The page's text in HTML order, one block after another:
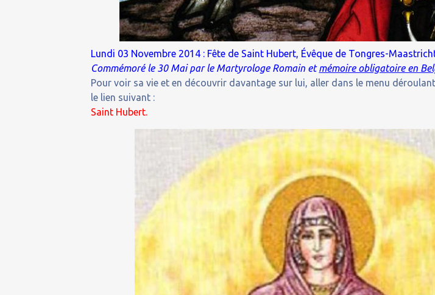
Lundi 03 Novembre 2014 : Fête de Saint Hubert, Évêque de Tongres-
Commémoré le 30 Mai par le Martyrologe Romain etmémoire obligatoire en
Pour voir sa vie et en découvrir davantage sur lui, aller dans le menu
le lien suivant :
Saint Hubert.